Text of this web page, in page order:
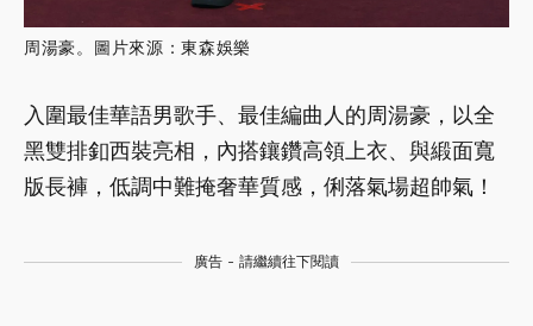
周湯豪。圖片來源：東森娛樂
入圍最佳華語男歌手、最佳編曲人的周湯豪，以全
黑雙排釦西裝亮相，內搭鑲鑽高領上衣、與緞面寬
版長褲，低調中難掩奢華質感，俐落氣場超帥氣！
廣告 - 請繼續往下閱讀